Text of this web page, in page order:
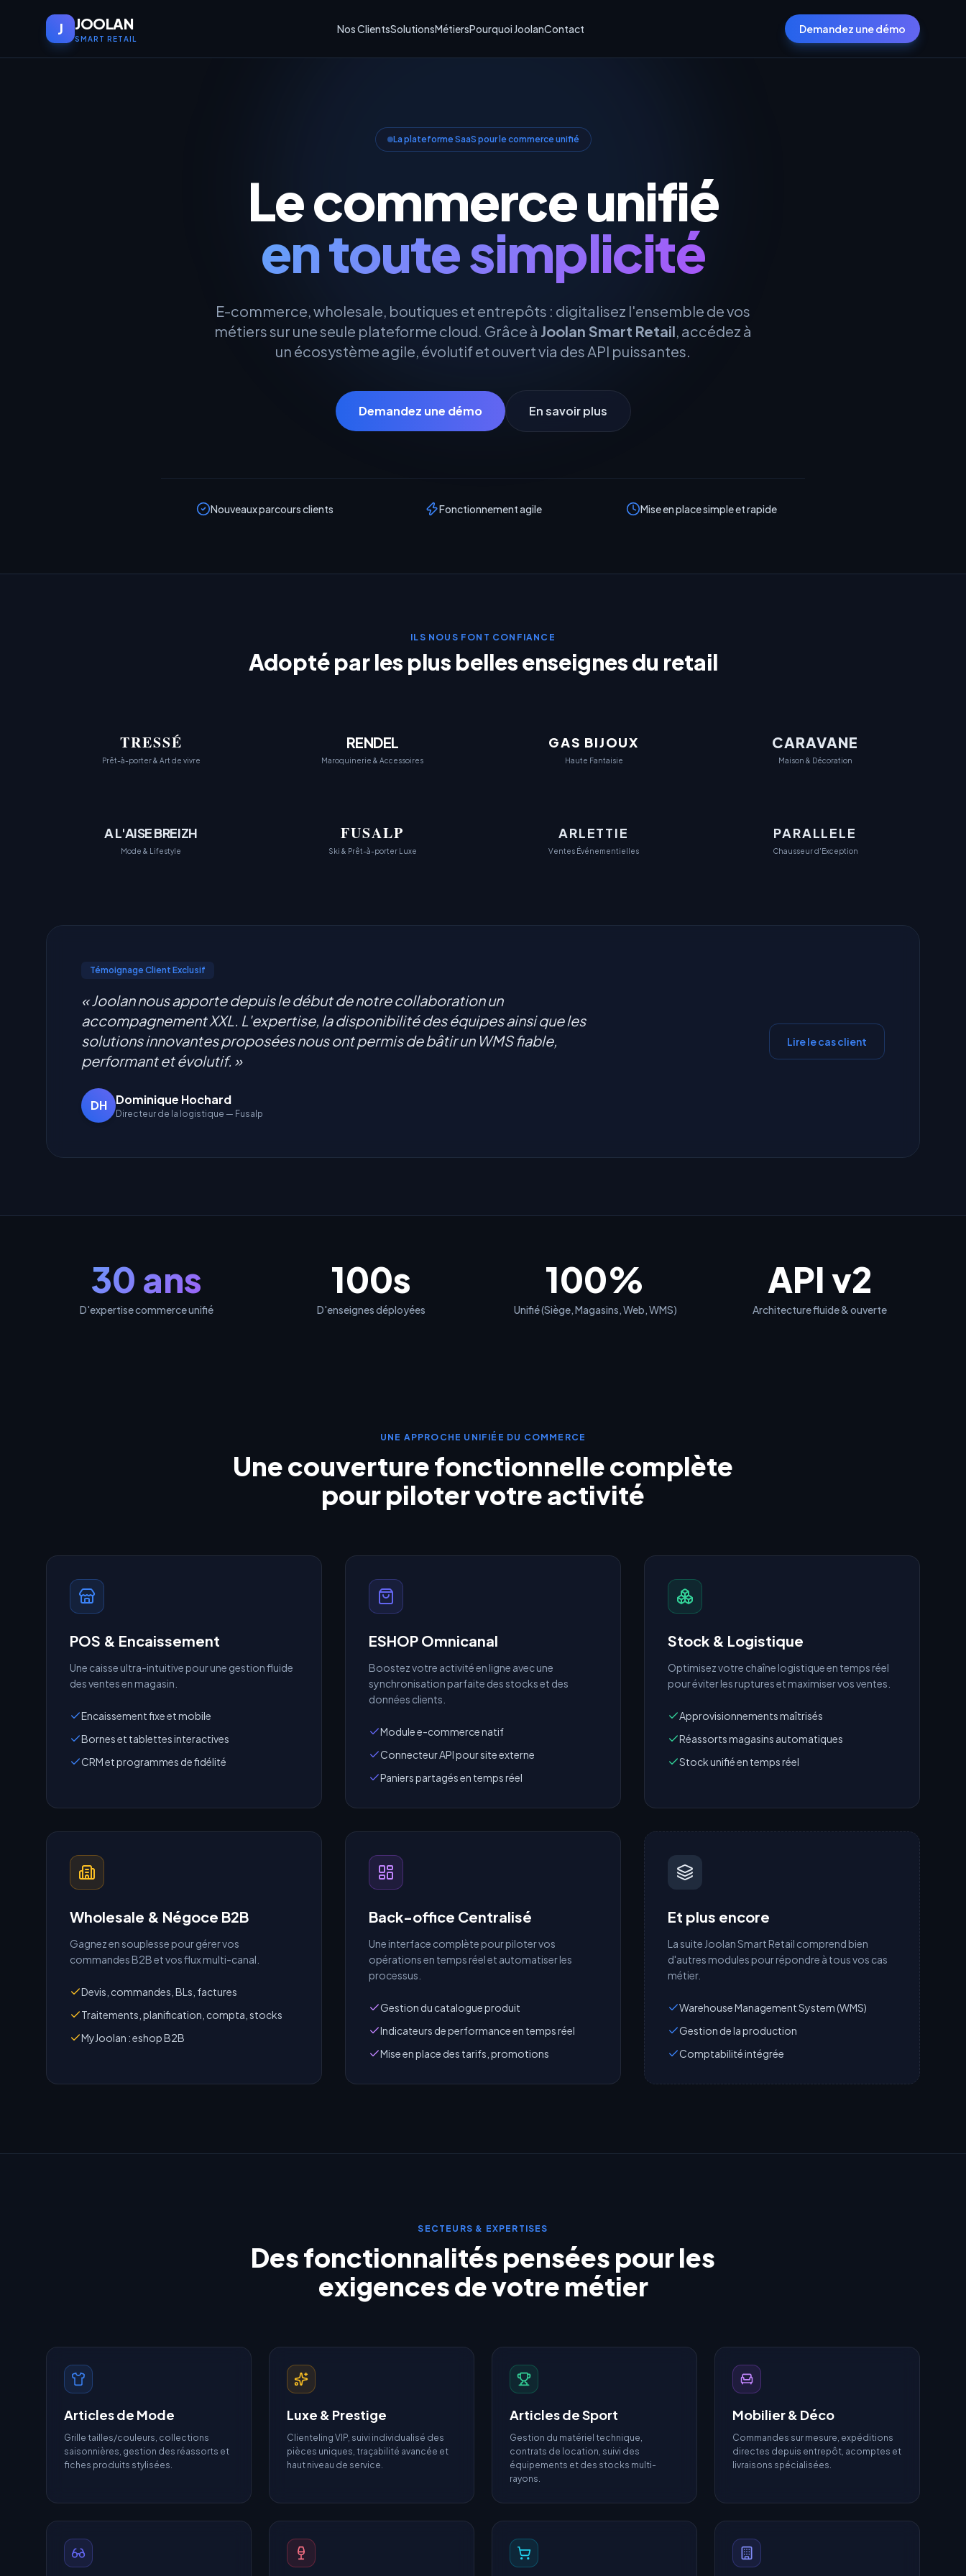
J JOOLAN
SMART RETAIL
Nos ClientsSolutionsMétiersPourquoi JoolanContact Demandez une démo
La plateforme SaaS pour le commerce unifié
Le commerce unifié
en toute simplicité
E-commerce, wholesale, boutiques et entrepôts : digitalisez l'ensemble de vos
métiers sur une seule plateforme cloud. Grâce à Joolan Smart Retail, accédez à
un écosystème agile, évolutif et ouvert via des API puissantes.
Demandez une démo En savoir plus
Nouveaux parcours clients Fonctionnement agile Mise en place simple et rapide
ILS NOUS FONT CONFIANCE
Adopté par les plus belles enseignes du retail
TRESSÉ
Prêt-à-porter & Art de vivre
RENDEL
Maroquinerie & Accessoires
GAS BIJOUX
Haute Fantaisie
CARAVANE
Maison & Décoration
A L'AISE BREIZH
Mode & Lifestyle
FUSALP
Ski & Prêt-à-porter Luxe
ARLETTIE
Ventes Événementielles
PARALLELE
Chausseur d'Exception
Témoignage Client Exclusif
« Joolan nous apporte depuis le début de notre collaboration un
accompagnement XXL. L'expertise, la disponibilité des équipes ainsi que les
solutions innovantes proposées nous ont permis de bâtir un WMS fiable,
performant et évolutif. »
DH Dominique Hochard
Directeur de la logistique — Fusalp
Lire le cas client
30 ans
D'expertise commerce unifié
100s
D'enseignes déployées
100%
Unifié (Siège, Magasins, Web, WMS)
API v2
Architecture fluide & ouverte
UNE APPROCHE UNIFIÉE DU COMMERCE
Une couverture fonctionnelle complète
pour piloter votre activité
POS & Encaissement
Une caisse ultra-intuitive pour une gestion fluide
des ventes en magasin.
Encaissement fixe et mobile
Bornes et tablettes interactives
CRM et programmes de fidélité
ESHOP Omnicanal
Boostez votre activité en ligne avec une
synchronisation parfaite des stocks et des
données clients.
Module e-commerce natif
Connecteur API pour site externe
Paniers partagés en temps réel
Stock & Logistique
Optimisez votre chaîne logistique en temps réel
pour éviter les ruptures et maximiser vos ventes.
Approvisionnements maîtrisés
Réassorts magasins automatiques
Stock unifié en temps réel
Wholesale & Négoce B2B
Gagnez en souplesse pour gérer vos
commandes B2B et vos flux multi-canal.
Devis, commandes, BLs, factures
Traitements, planification, compta, stocks
MyJoolan : eshop B2B
Back-office Centralisé
Une interface complète pour piloter vos
opérations en temps réel et automatiser les
processus.
Gestion du catalogue produit
Indicateurs de performance en temps réel
Mise en place des tarifs, promotions
Et plus encore
La suite Joolan Smart Retail comprend bien
d'autres modules pour répondre à tous vos cas
métier.
Warehouse Management System (WMS)
Gestion de la production
Comptabilité intégrée
SECTEURS & EXPERTISES
Des fonctionnalités pensées pour les
exigences de votre métier
Articles de Mode
Grille tailles/couleurs, collections
saisonnières, gestion des réassorts et
fiches produits stylisées.
Luxe & Prestige
Clienteling VIP, suivi individualisé des
pièces uniques, traçabilité avancée et
haut niveau de service.
Articles de Sport
Gestion du matériel technique,
contrats de location, suivi des
équipements et des stocks multi-
rayons.
Mobilier & Déco
Commandes sur mesure, expéditions
directes depuis entrepôt, acomptes et
livraisons spécialisées.